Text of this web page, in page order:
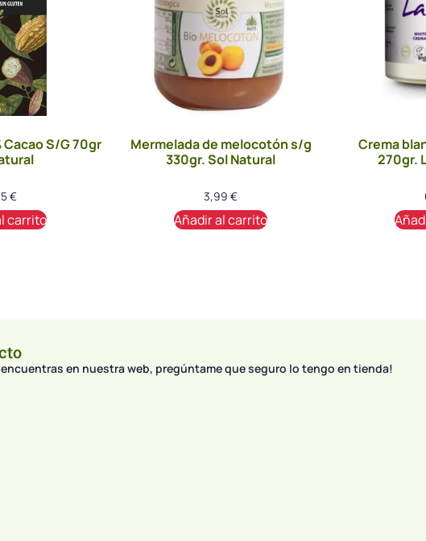
S/G 70gr
€
carrito
Mermelada de melocotón s/g
330gr. Sol Natural
3,99 €
Añadir al carrito
Crema
270gr.
encuentras en nuestra web, pregúntame que seguro lo tengo en tienda!